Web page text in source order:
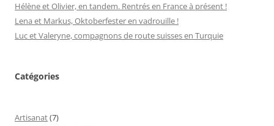
Hélène et Olivier, en tandem. Rentrés en France à présent !
Lena et Markus, Oktoberfester en vadrouille !
Luc et Valeryne, compagnons de route suisses en Turquie
Catégories
Artisanat(7)